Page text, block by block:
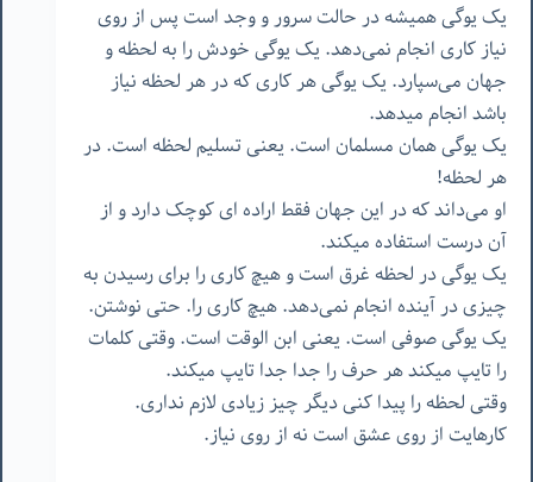
یک یوگی همیشه در حالت سرور و وجد است پس از روی
نیاز کاری انجام نمی‌دهد. یک یوگی خودش را به لحظه و
جهان می‌سپارد. یک یوگی هر کاری که در هر لحظه نیاز
باشد انجام میدهد.
یک یوگی همان مسلمان است. یعنی تسلیم لحظه است. در
هر لحظه!
او می‌داند که در این جهان فقط اراده ای کوچک دارد و از
آن درست استفاده میکند.
یک یوگی در لحظه غرق است و هیچ کاری را برای رسیدن به
چیزی در آینده انجام نمی‌دهد. هیچ کاری را. حتی نوشتن.
یک یوگی صوفی است. یعنی ابن الوقت است. وقتی کلمات
را تایپ میکند هر حرف را جدا جدا تایپ میکند.
وقتی لحظه را پیدا کنی دیگر چیز زیادی لازم نداری.
کارهایت از روی عشق است نه از روی نیاز.